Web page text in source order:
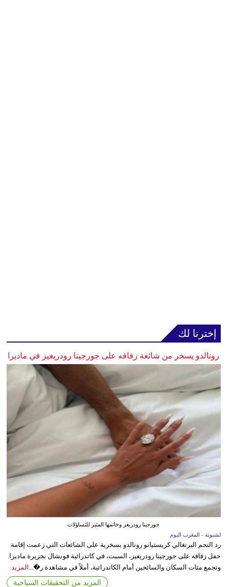
إخترنا لك
رونالدو يسخر من شائعة زفافه على جورجينا رودريغيز في ماديرا
جورجينا رودريغز وخاتمها المثير للتساؤلات
لشبونة - المغرب اليوم
رد النجم البرتغالي كريستيانو رونالدو بسخرية على الشائعات التي زعمت إقامة
حفل زفافه على جورجينا رودريغيز، السبت، في كاتدرائية فونشال بجزيرة ماديرا.
وتجمع مئات السكان والسائحين أمام الكاتدرائية، أملاً في مشاهدة ر�...
المزيد
المزيد من التحقيقات السياحية